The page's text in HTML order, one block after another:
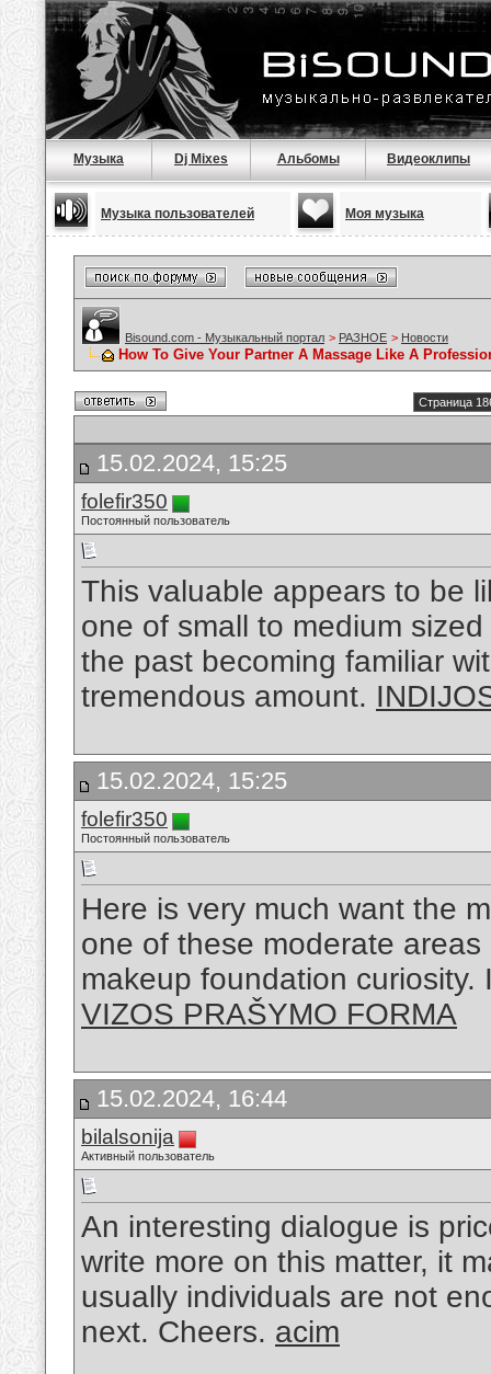
Музыка Dj Mixes Альбомы Видеоклипы
Музыка пользователей Моя музыка
Bisound.com - Музыкальный портал > РАЗНОЕ > Новости
How To Give Your Partner A Massage Like A
Страница
15.02.2024, 15:25
folefir350
Постоянный пользователь
This valuable appears to be
one of small to medium
the past becoming familiar
tremendous amount.
15.02.2024, 15:25
folefir350
Постоянный пользователь
Here is very much want the
one of these moderate
makeup foundation
VIZOS PRAŠYMO FORMA
15.02.2024, 16:44
bilalsonija
Активный пользователь
An interesting dialogue is
write more on this matter, it
usually individuals are not
next. Cheers. acim